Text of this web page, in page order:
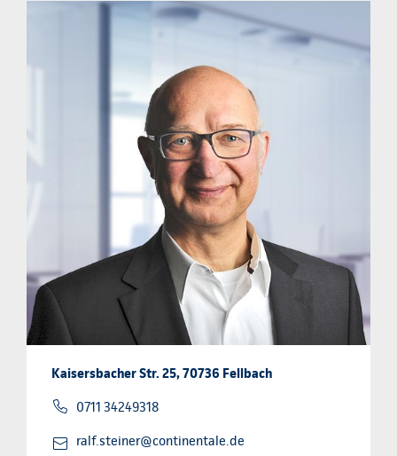
Kaisersbacher Str. 25, 70736 Fellbach
0711 34249318
ralf.steiner@continentale.de